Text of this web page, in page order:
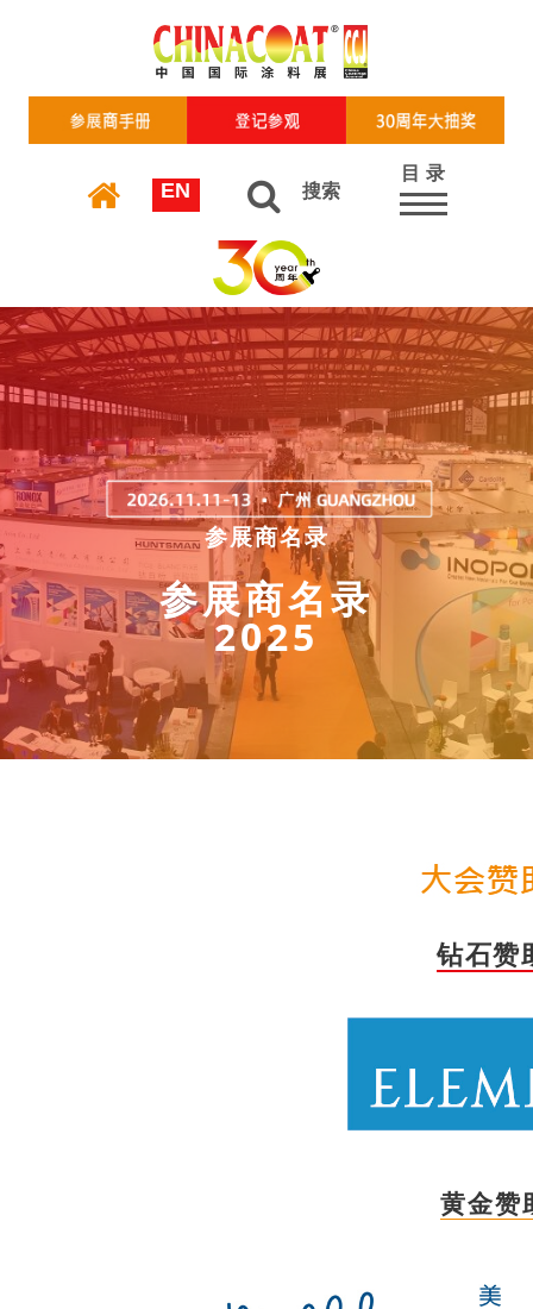
EN 搜索
目 录
参展商名录
参展商名录
2025
钻石赞
黄金赞